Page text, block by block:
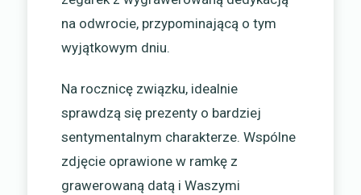
na odwrocie, przypominającą o tym
wyjątkowym dniu.
Na rocznicę związku, idealnie
sprawdzą się prezenty o bardziej
sentymentalnym charakterze. Wspólne
zdjęcie oprawione w ramkę z
grawerowaną datą i Waszymi